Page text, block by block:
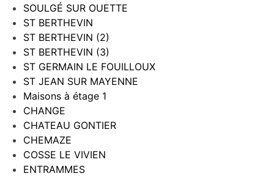
SOULGÉ SUR OUETTE
ST BERTHEVIN
ST BERTHEVIN (2)
ST BERTHEVIN (3)
ST GERMAIN LE FOUILLOUX
ST JEAN SUR MAYENNE
Maisons à étage 1
CHANGE
CHATEAU GONTIER
CHEMAZE
COSSE LE VIVIEN
ENTRAMMES